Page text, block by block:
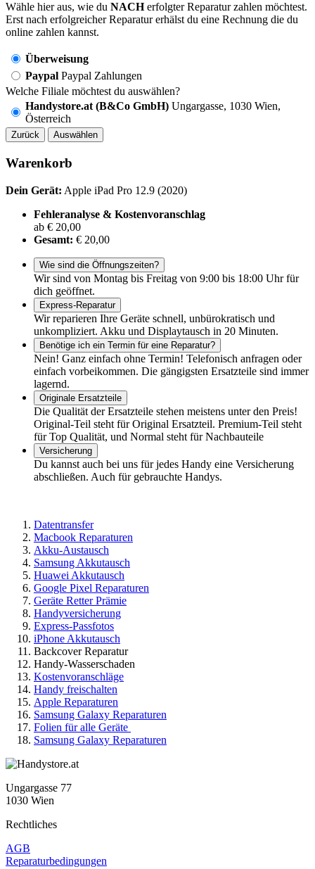
Wähle hier aus, wie du NACHerfolgter Reparatur zahlen möchtest.
Erst nach erfolgreicher Reparatur erhälst du eine Rechnung die du
online zahlen kannst.
Überweisung
Paypal Paypal Zahlungen
Welche Filiale möchtest du auswählen?
Handystore.at (B&Co GmbH) Ungargasse, 1030 Wien,
Österreich
Zurück Auswählen
Warenkorb
Dein Gerät: Apple iPad Pro 12.9 (2020)
Fehleranalyse & Kostenvoranschlag
ab € 20,00
Gesamt: € 20,00
Wie sind die Öffnungszeiten?
Wir sind von Montag bis Freitag von 9:00 bis 18:00 Uhr für
dich geöffnet.
Express-Reparatur
Wir reparieren Ihre Geräte schnell, unbürokratisch und
unkompliziert. Akku und Displaytausch in 20 Minuten.
Benötige ich ein Termin für eine Reparatur?
Nein! Ganz einfach ohne Termin! Telefonisch anfragen oder
einfach vorbeikommen. Die gängigsten Ersatzteile sind immer
lagernd.
Originale Ersatzteile
Die Qualität der Ersatzteile stehen meistens unter den Preis!
Original-Teil steht für Original Ersatzteil. Premium-Teil steht
für Top Qualität, und Normal steht für Nachbauteile
Versicherung
Du kannst auch bei uns für jedes Handy eine Versicherung
abschließen. Auch für gebrauchte Handys.
Datentransfer
Macbook Reparaturen
Akku-Austausch
Samsung Akkutausch
Huawei Akkutausch
Google Pixel Reparaturen
Geräte Retter Prämie
Handyversicherung
Express-Passfotos
iPhone Akkutausch
Backcover Reparatur
Handy-Wasserschaden
Kostenvoranschläge
Handy freischalten
Apple Reparaturen
Samsung Galaxy Reparaturen
Folien für alle Geräte
Samsung Galaxy Reparaturen
Ungargasse 77
1030 Wien
Rechtliches
AGB
Reparaturbedingungen